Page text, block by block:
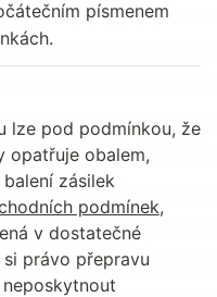
písmenem
lze pod podmínkou, že
opatřuje obalem,
zásilek
podmínek,
v dostatečné
právo přepravu